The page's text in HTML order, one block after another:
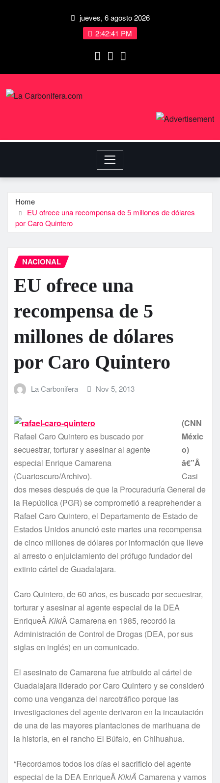
jueves, 6 agosto 2026
2:42:42 PM
Home
EU ofrece una recompensa de 5 millones de dólares
por Caro Quintero
NACIONAL
EU ofrece una
recompensa de 5
millones de dólares
por Caro Quintero
La Carbonifera Nov 5, 2013
Rafael Caro Quintero es buscado por
secuestrar, torturar y asesinar al agente
especial Enrique Camarena
(Cuartoscuro/Archivo).
(CNN
Méxic
o)
â€”Â
Casi
dos meses después de que la Procuradurí­a General de
la República (PGR) se comprometió a reaprehender a
Rafael Caro Quintero, el Departamento de Estado de
Estados Unidos anunció este martes una recompensa
de cinco millones de dólares por información que lleve
al arresto o enjuiciamiento del prófugo fundador del
extinto cártel de Guadalajara.
Caro Quintero, de 60 años, es buscado por secuestrar,
torturar y asesinar al agente especial de la DEA
EnriqueÂKikiÂ Camarena en 1985, recordó la
Administración de Control de Drogas (DEA, por sus
siglas en inglés) en un comunicado.
El asesinato de Camarena fue atribuido al cártel de
Guadalajara liderado por Caro Quintero y se consideró
como una venganza del narcotráfico porque las
investigaciones del agente derivaron en la incautación
de una de las mayores plantaciones de marihuana de
la historia, en el rancho El Búfalo, en Chihuahua.
“Recordamos todos los dí­as el sacrificio del agente
especial de la DEA EnriqueÂKikiÂ Camarena y vamos